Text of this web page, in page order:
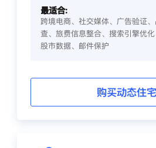
最适合:
跨境电商、社交媒体、广告验证
查、旅费信息整合、搜索引擎优
股市数据、邮件保护
购买动态住